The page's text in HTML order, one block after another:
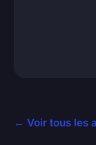
← Voir tous les